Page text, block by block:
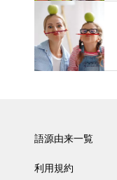
語源由来一覧
利用規約